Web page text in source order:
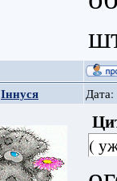
Іннуся
(